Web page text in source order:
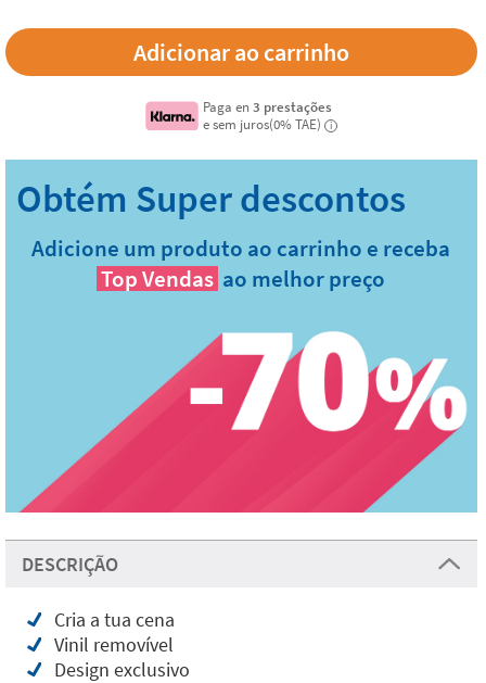
Paga en3 prestações
e sem juros(0% TAE)
i
Adicione um produto ao carrinho e receba
Top Vendas ao melhor preço
DESCRIÇÃO
Cria a tua cena
Vinil removível
Design exclusivo